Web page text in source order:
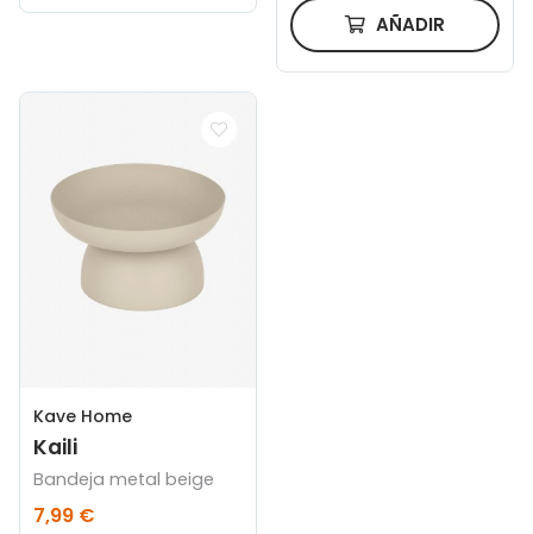
AÑADIR
Kave Home
Kaili
Bandeja metal beige
7,99 €